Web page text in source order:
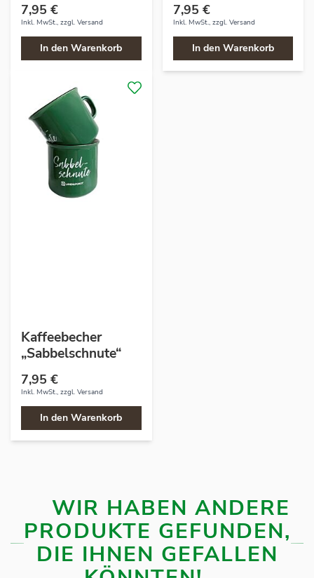
7,95 €
Inkl. MwSt., zzgl. Versand
In den Warenkorb
7,95 €
Inkl. MwSt., zzgl. Versand
In den Warenkorb
Kaffeebecher
„Sabbelschnute“
7,95 €
Inkl. MwSt., zzgl. Versand
In den Warenkorb
WIR HABEN ANDERE
PRODUKTE GEFUNDEN,
DIE IHNEN GEFALLEN